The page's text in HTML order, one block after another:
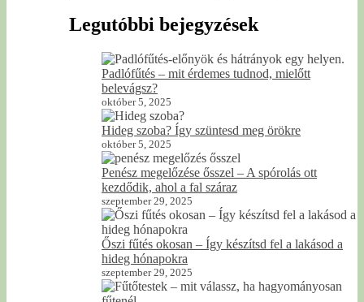
Legutóbbi bejegyzések
Padlófűtés – mit érdemes tudnod, mielőtt
belevágsz?
október 5, 2025
Hideg szoba? Így szüntesd meg örökre
október 5, 2025
Penész megelőzése ősszel – A spórolás ott
kezdődik, ahol a fal száraz
szeptember 29, 2025
Őszi fűtés okosan – Így készítsd fel a lakásod a
hideg hónapokra
szeptember 29, 2025